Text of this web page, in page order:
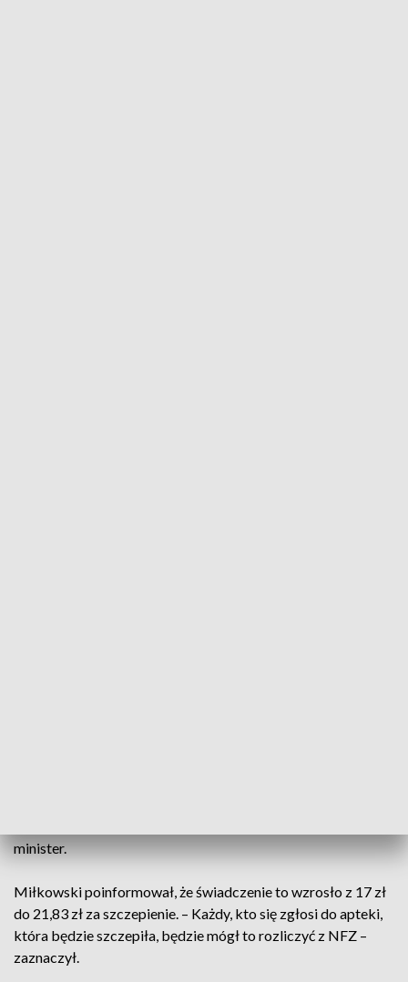
minister.
Miłkowski poinformował, że świadczenie to wzrosło z 17 zł
do 21,83 zł za szczepienie. – Każdy, kto się zgłosi do apteki,
która będzie szczepiła, będzie mógł to rozliczyć z NFZ –
zaznaczył.